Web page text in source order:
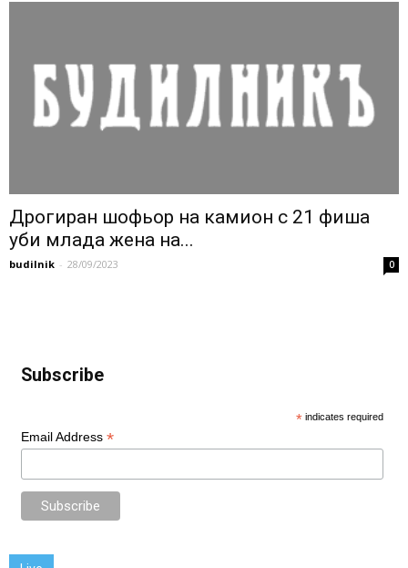
Дрогиран шофьор на камион с 21 фиша
уби млада жена на...
budilnik - 28/09/2023 0
Subscribe
* indicates required
Email Address *